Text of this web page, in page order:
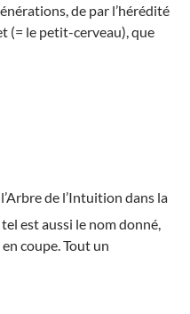
de par l’hérédité
(= le petit-cerveau), que
de l’Intuition dans la
est aussi le nom donné,
coupe. Tout un